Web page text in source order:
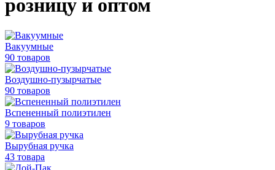
розницу и оптом
Вакуумные
90 товаров
Воздушно-пузырчатые
90 товаров
Вспененный полиэтилен
9 товаров
Вырубная ручка
43 товара